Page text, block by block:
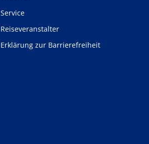
Service
Reiseveranstalter
Erklärung zur Barrierefreiheit